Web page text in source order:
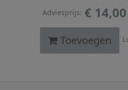
Adviesprijs: € 14,00
Toevoegen